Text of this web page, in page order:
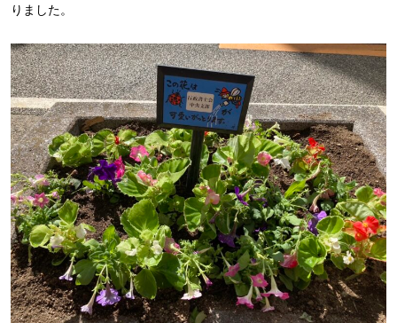
りました。